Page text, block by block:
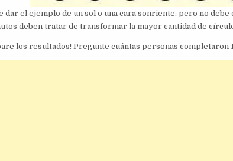
dar el ejemplo de un sol o una cara sonriente, pero no
deben tratar de transformar la mayor cantidad de
los resultados! Pregunte cuántas personas completaron